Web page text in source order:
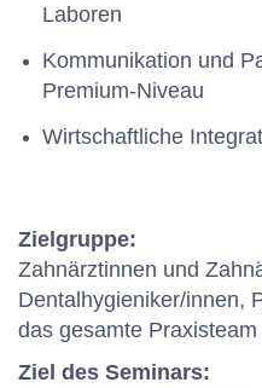
Laboren
Kommunikation und
Premium-Niveau
Wirtschaftliche
Zielgruppe:
Zahnärztinnen und
Dentalhygieniker/innen,
das gesamte Praxisteam
Ziel des Seminars: